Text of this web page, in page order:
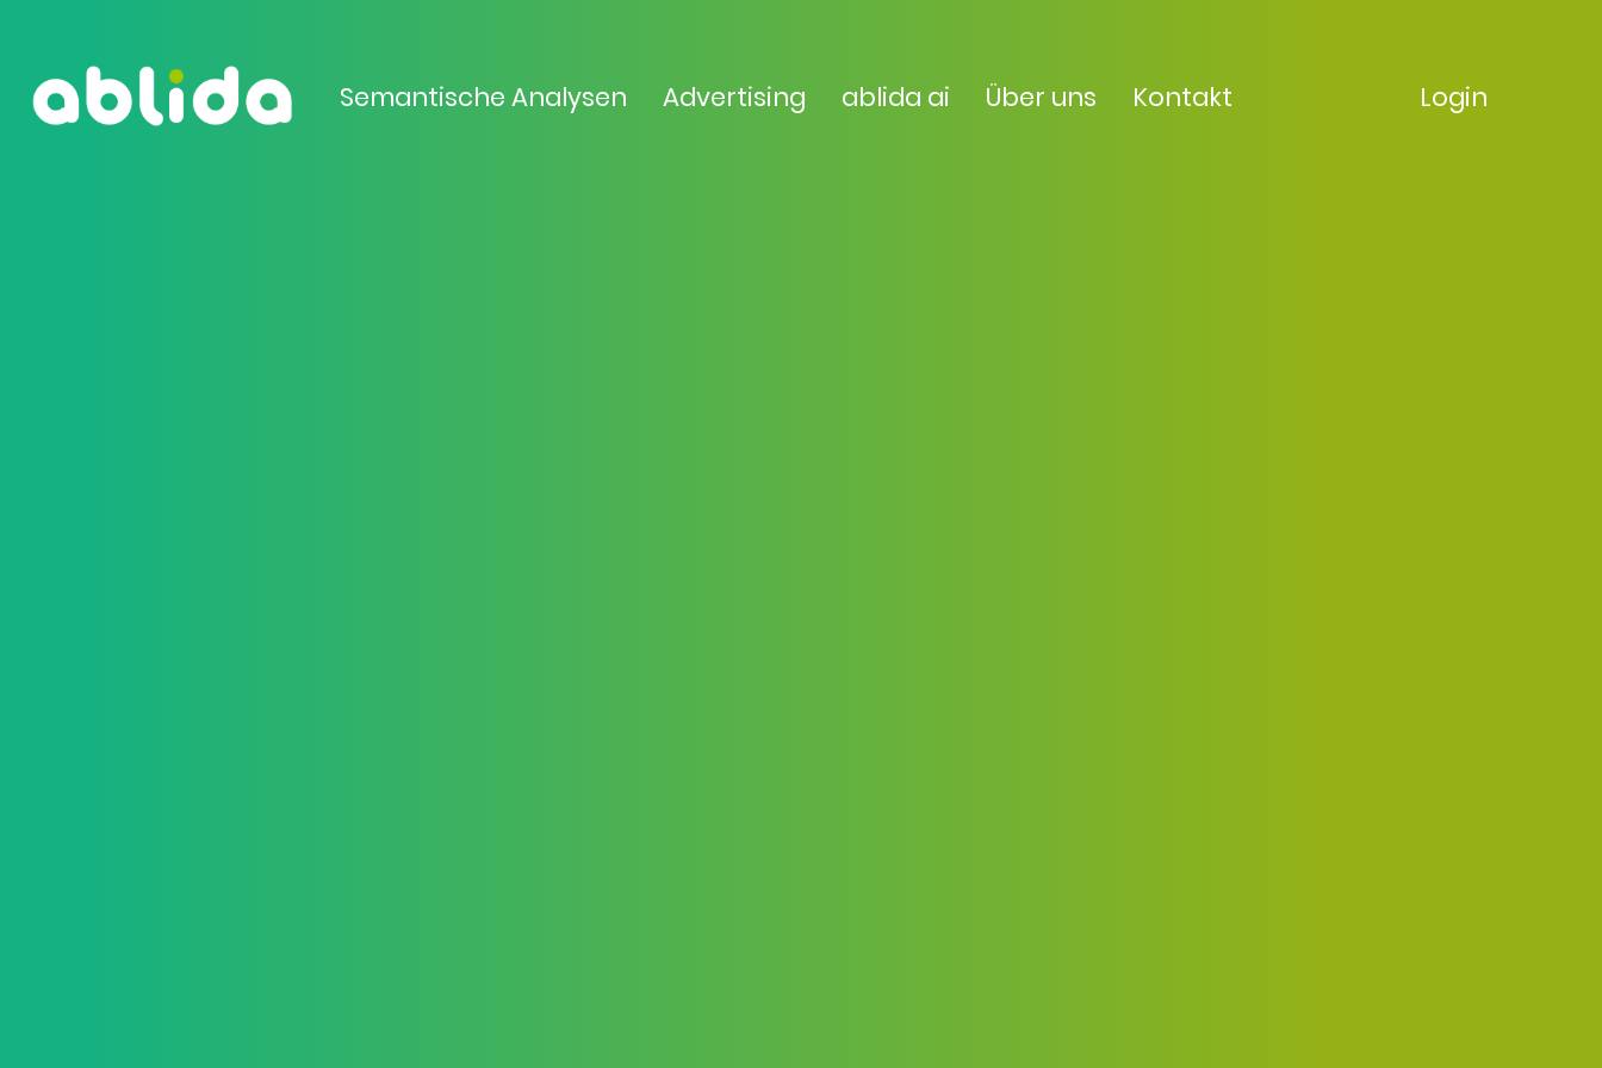
Semantische Analysen Advertising ablida ai Über uns Kontakt Login